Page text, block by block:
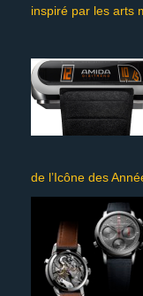
inspiré par les arts
de l’Icône des